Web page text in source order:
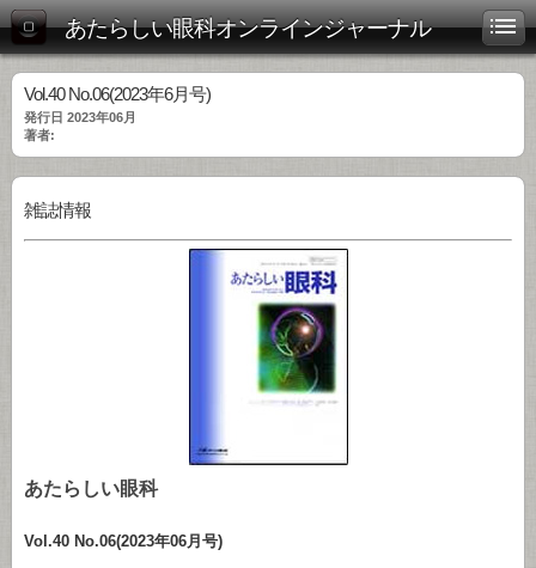
あたらしい眼科オンラインジャーナル
Vol.40 No.06(2023年6月号)
発行日 2023年06月
著者:
雑誌情報
あたらしい眼科
Vol.40 No.06(2023年06月号)